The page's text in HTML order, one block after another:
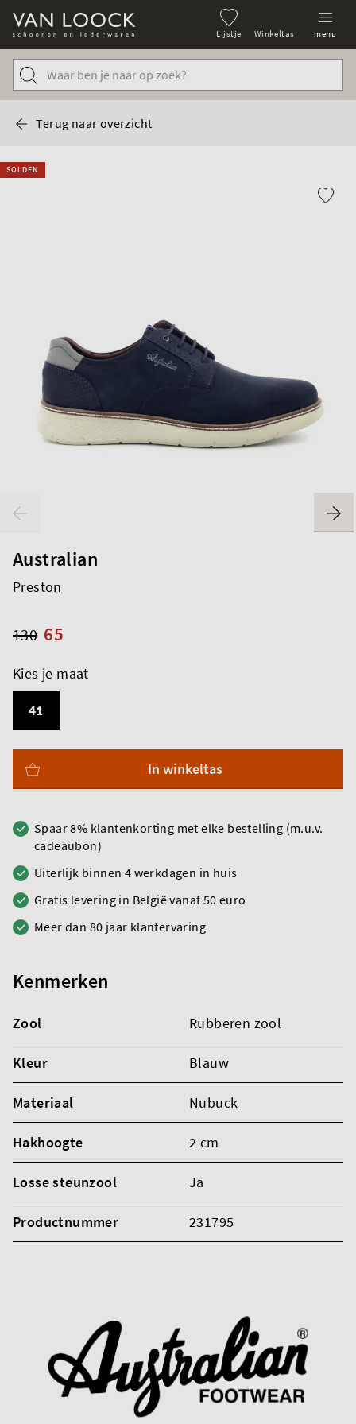
Lijstje Winkeltas menu
Terug naar overzicht
SOLDEN
Australian
Preston
65
130
Kies je maat
41
In winkeltas
Spaar 8% klantenkorting met elke bestelling (m.u.v.
cadeaubon)
Uiterlijk binnen 4 werkdagen in huis
Gratis levering in België vanaf 50 euro
Meer dan 80 jaar klantervaring
Kenmerken
Zool Rubberen zool
Kleur Blauw
Materiaal Nubuck
Hakhoogte 2 cm
Losse steunzool Ja
Productnummer 231795